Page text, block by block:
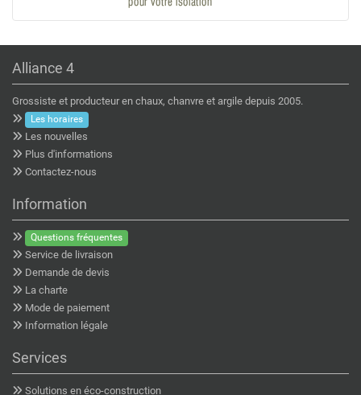
Alliance 4
Grossiste et producteur en chaux, chanvre et argile depuis 2005.
Les horaires
Les nouvelles
Plus d'informations
Contactez-nous
Information
Questions fréquentes
Service de livraison
Demande de devis
La charte
Mode de paiement
Information légale
Services
Solutions en éco-construction